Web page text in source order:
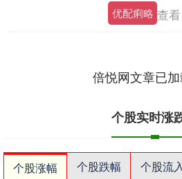
元/盎司，日内
优配痢略 查看
倍悦网文章已
个股实时涨
个股涨幅 个股跌幅 个股流